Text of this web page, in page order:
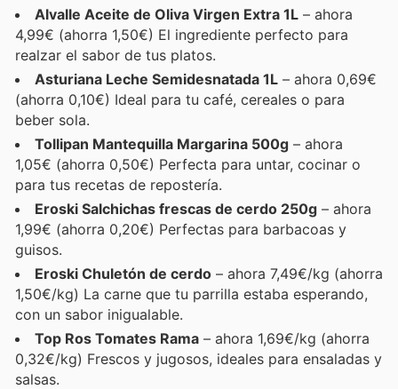
Alvalle Aceite de Oliva Virgen Extra 1L – ahora
4,99€ (ahorra 1,50€) El ingrediente perfecto para
realzar el sabor de tus platos.
Asturiana Leche Semidesnatada 1L – ahora 0,69€
(ahorra 0,10€) Ideal para tu café, cereales o para
beber sola.
Tollipan Mantequilla Margarina 500g – ahora
1,05€ (ahorra 0,50€) Perfecta para untar, cocinar o
para tus recetas de repostería.
Eroski Salchichas frescas de cerdo 250g – ahora
1,99€ (ahorra 0,20€) Perfectas para barbacoas y
guisos.
Eroski Chuletón de cerdo – ahora 7,49€/kg (ahorra
1,50€/kg) La carne que tu parrilla estaba esperando,
con un sabor inigualable.
Top Ros Tomates Rama – ahora 1,69€/kg (ahorra
0,32€/kg) Frescos y jugosos, ideales para ensaladas y
salsas.